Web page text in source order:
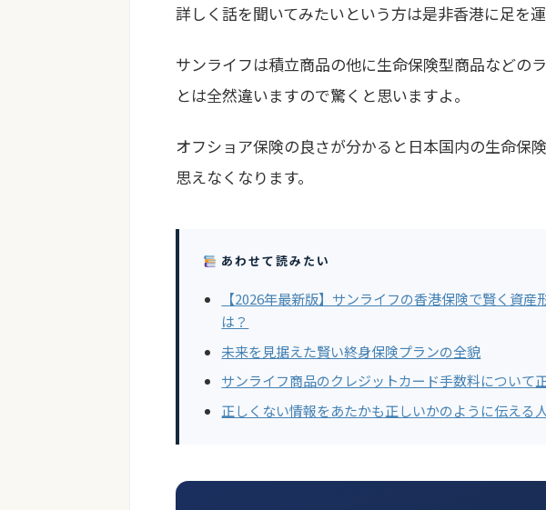
詳しく話を聞いてみたいという方は是非香港に足を運
サンライフは積立商品の他に生命保険型商品などの
とは全然違いますので驚くと思いますよ。
オフショア保険の良さが分かると日本国内の生命保
思えなくなります。
あわせて読みたい
【2026年最新版】サンライフの香港保険で賢く資
は？
未来を見据えた賢い終身保険プランの全貌
サンライフ商品のクレジットカード手数料について
正しくない情報をあたかも正しいかのように伝える